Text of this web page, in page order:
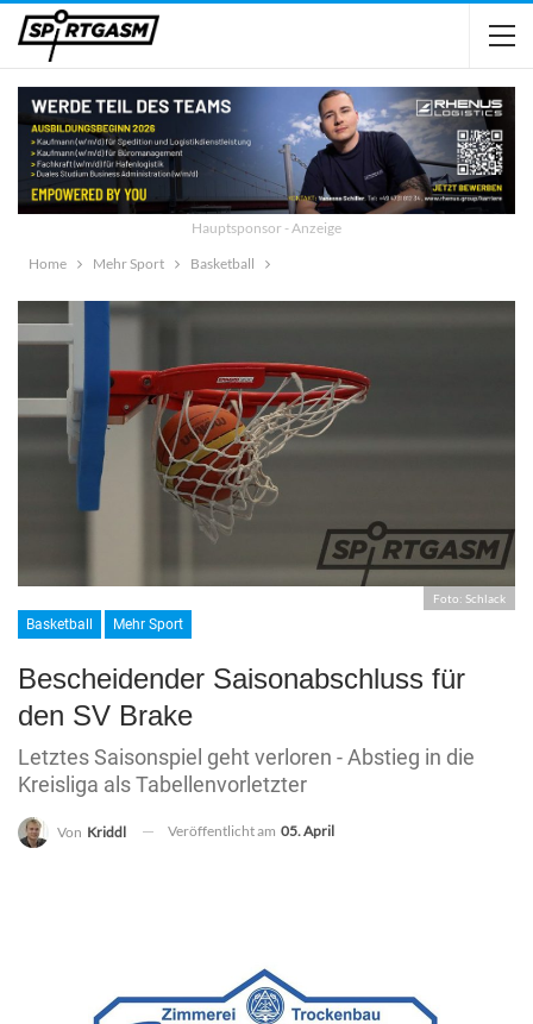
Hauptsponsor - Anzeige
Home
Mehr Sport Basketball
Foto: Schlack
Basketball Mehr Sport
Bescheidender Saisonabschluss für
den SV Brake
Letztes Saisonspiel geht verloren - Abstieg in die
Kreisliga als Tabellenvorletzter
Von Kriddl Veröffentlicht am 05. April